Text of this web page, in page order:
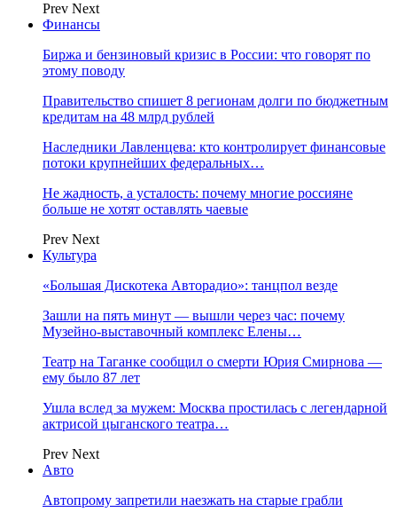
Prev Next
Финансы
Биржа и бензиновый кризис в России: что говорят по
этому поводу
Правительство спишет 8 регионам долги по бюджетным
кредитам на 48 млрд рублей
Наследники Лавленцева: кто контролирует финансовые
потоки крупнейших федеральных…
Не жадность, а усталость: почему многие россияне
больше не хотят оставлять чаевые
Prev Next
Культура
«Большая Дискотека Авторадио»: танцпол везде
Зашли на пять минут — вышли через час: почему
Музейно-выставочный комплекс Елены…
Театр на Таганке сообщил о смерти Юрия Смирнова —
ему было 87 лет
Ушла вслед за мужем: Москва простилась с легендарной
актрисой цыганского театра…
Prev Next
Авто
Автопрому запретили наезжать на старые грабли